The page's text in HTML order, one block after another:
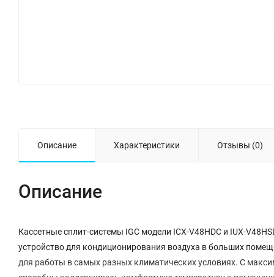
Описание Характеристики Отзывы (0)
Описание
Кассетные сплит-системы IGC модели ICX-V48HDC и IUX-
устройство для кондиционирования воздуха в больших
для работы в самых разных климатических условиях. С